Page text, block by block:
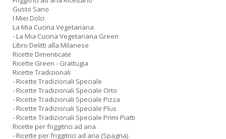
Gusto Sano
I Miei Dolci
La Mia Cucina Vegetariana
- La Mia Cucina Vegetariana Green
Libro Delitti alla Milanese
Ricette Dimenticate
Ricette Green - Grattugia
Ricette Tradizionali
- Ricette Tradizionali Speciale
- Ricette Tradizionali Speciale Orto
- Ricette Tradizionali Speciale Pizza
- Ricette Tradizionali Speciale Plus
- Ricette Tradizionali Speciale Primi Piatti
Ricette per friggitrici ad aria
- Ricette per friggitrici ad aria (Spagna)